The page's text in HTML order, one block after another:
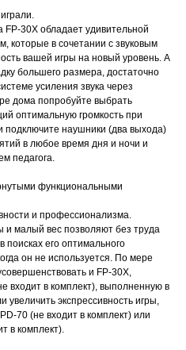
FP-30X обладает удивительной
которые в сочетании с звуковым
вашей игры на новый уровень. А
большего размера, достаточно
усиления звука через
дома попробуйте выбрать
оптимальную громкость при
наушники (два выхода)
в любое время дня и ночи и
педагога.
функциональными
и профессионализма.
и малый вес позволяют без труда
его оптимального
он не используется. По мере
и FР-30X,
входит в комплект), выполненную в
увеличить экспрессивность игры,
70 (не входит в комплект) или
в комплект).